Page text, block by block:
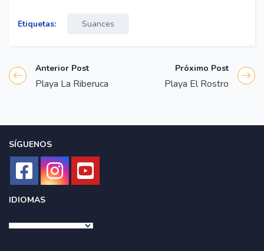
Etiquetas: Suances
Anterior Post
Playa La Riberuca
Próximo Post
Playa El Rostro
SÍGUENOS
IDIOMAS